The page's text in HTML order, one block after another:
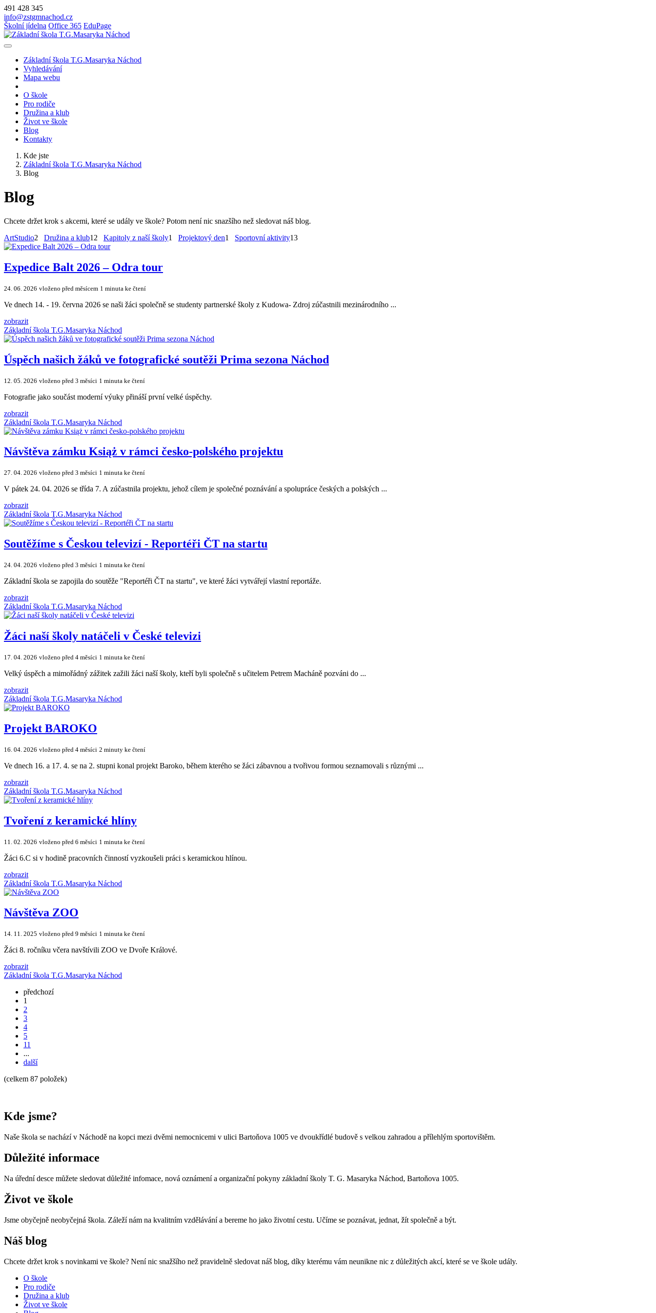
491 428 345
info@zstgmnachod.cz
Školní jídelna Office 365 EduPage
Základní škola T.G.Masaryka Náchod
Vyhledávání
Mapa webu
O škole
Pro rodiče
Družina a klub
Život ve škole
Blog
Kontakty
Kde jste
Základní škola T.G.Masaryka Náchod
Blog
Blog
Chcete držet krok s akcemi, které se udály ve škole? Potom není nic snazšího než sledovat náš blog.
ArtStudio2 Družina a klub12 Kapitoly z naší školy1 Projektový den1 Sportovní aktivity13
Expedice Balt 2026 – Odra tour
24. 06. 2026 vloženo před měsícem 1 minuta ke čtení
Ve dnech 14. - 19. června 2026 se naši žáci společně se studenty partnerské školy z Kudowa- Zdroj zúčastnili mezinárodního ...
zobrazit
Základní škola T.G.Masaryka Náchod
Úspěch našich žáků ve fotografické soutěži Prima sezona Náchod
12. 05. 2026 vloženo před 3 měsíci 1 minuta ke čtení
Fotografie jako součást moderní výuky přináší první velké úspěchy.
zobrazit
Základní škola T.G.Masaryka Náchod
Návštěva zámku Książ v rámci česko-polského projektu
27. 04. 2026 vloženo před 3 měsíci 1 minuta ke čtení
V pátek 24. 04. 2026 se třída 7. A zúčastnila projektu, jehož cílem je společné poznávání a spolupráce českých a polských ...
zobrazit
Základní škola T.G.Masaryka Náchod
Soutěžíme s Českou televizí - Reportéři ČT na startu
24. 04. 2026 vloženo před 3 měsíci 1 minuta ke čtení
Základní škola se zapojila do soutěže "Reportéři ČT na startu", ve které žáci vytvářejí vlastní reportáže.
zobrazit
Základní škola T.G.Masaryka Náchod
Žáci naší školy natáčeli v České televizi
17. 04. 2026 vloženo před 4 měsíci 1 minuta ke čtení
Velký úspěch a mimořádný zážitek zažili žáci naší školy, kteří byli společně s učitelem Petrem Macháně pozváni do ...
zobrazit
Základní škola T.G.Masaryka Náchod
Projekt BAROKO
16. 04. 2026 vloženo před 4 měsíci 2 minuty ke čtení
Ve dnech 16. a 17. 4. se na 2. stupni konal projekt Baroko, během kterého se žáci zábavnou a tvořivou formou seznamovali s různými ...
zobrazit
Základní škola T.G.Masaryka Náchod
Tvoření z keramické hlíny
11. 02. 2026 vloženo před 6 měsíci 1 minuta ke čtení
Žáci 6.C si v hodině pracovních činností vyzkoušeli práci s keramickou hlínou.
zobrazit
Základní škola T.G.Masaryka Náchod
Návštěva ZOO
14. 11. 2025 vloženo před 9 měsíci 1 minuta ke čtení
Žáci 8. ročníku včera navštívili ZOO ve Dvoře Králové.
zobrazit
Základní škola T.G.Masaryka Náchod
předchozí
1
2
3
4
5
11
...
další
(celkem 87 položek)
Kde jsme?
Naše škola se nachází v Náchodě na kopci mezi dvěmi nemocnicemi v ulici Bartoňova 1005 ve dvoukřídlé budově s velkou zahradou a přílehlým sportovištěm.
Důležité informace
Na úřední desce můžete sledovat důležité infomace, nová oznámení a organizační pokyny základní školy T. G. Masaryka Náchod, Bartoňova 1005.
Život ve škole
Jsme obyčejně neobyčejná škola. Záleží nám na kvalitním vzdělávání a bereme ho jako životní cestu. Učíme se poznávat, jednat, žít společně a být.
Náš blog
Chcete držet krok s novinkami ve škole? Není nic snažšího než pravidelně sledovat náš blog, díky kterému vám neunikne nic z důležitých akcí, které se ve škole udály.
O škole
Pro rodiče
Družina a klub
Život ve škole